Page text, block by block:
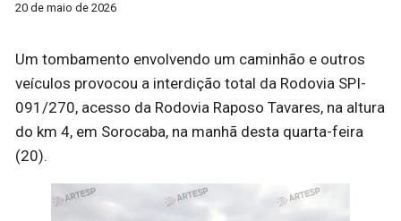
20 de maio de 2026
Um tombamento envolvendo um caminhão e outros
veículos provocou a interdição total da Rodovia SPI-
091/270, acesso da Rodovia Raposo Tavares, na altura
do km 4, em Sorocaba, na manhã desta quarta-feira
(20).